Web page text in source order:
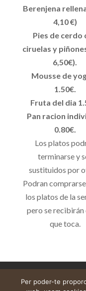
Berenjena
4,10 €)
Pies de cerdo
ciruelas y
6,50€).
Mousse de
1.50€.
Fruta del dia
Pan racion
0.80€.
Los platos
terminarse y
sustituidos por
Podran
los platos de la
pero se recibirán
que toca.
Per poder-te